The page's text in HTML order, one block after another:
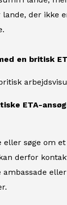
der ikke
en britisk
ETA-
eller søge om
derfor